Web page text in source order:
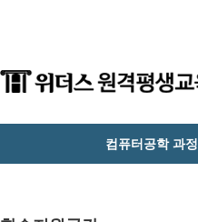
컴퓨터공학 과정